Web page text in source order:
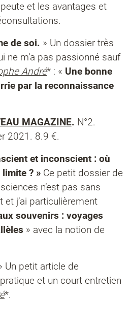
et les avantages et
de soi. » Un dossier très
ne m’a pas passionné sauf
André* : « Une bonne
par la reconnaissance
MAGAZINE. N°2.
2021. 8.9 €.
et inconscient : où
? » Ce petit dossier de
n’est pas sans
et j’ai particulièrement
souvenirs : voyages
» avec la notion de
Un petit article de
et un court entretien
*.